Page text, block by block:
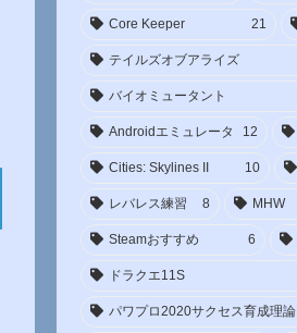
Core Keeper 21
テイルズオブアライズ
バイオミュータント
Androidエミュレータ 12
Cities: Skylines II 10
レバレス練習 8 MHW
Steamおすすめ 6
ドラクエ11S
パワプロ2020サクセス育成理論